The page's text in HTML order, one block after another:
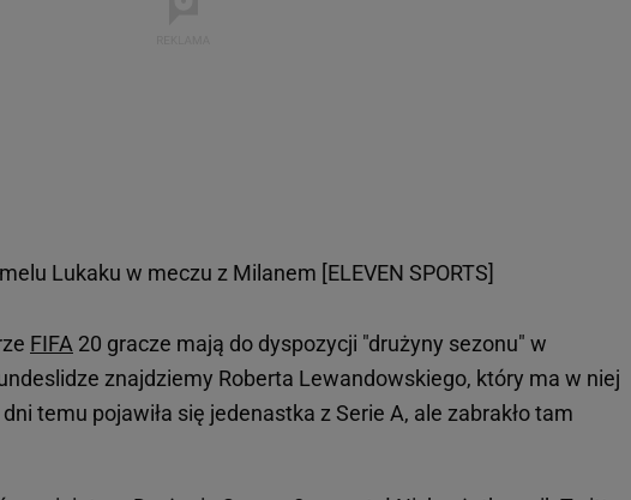
Lukaku w meczu z Milanem [ELEVEN SPORTS]
FIFA 20 gracze mają do dyspozycji "drużyny sezonu" w
znajdziemy Roberta Lewandowskiego, który ma w niej
temu pojawiła się jedenastka z Serie A, ale zabrakło tam